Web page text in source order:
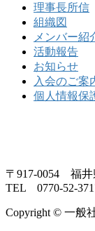
理事長所信
組織図
メンバー紹
活動報告
お知らせ
入会のご案
個人情報保
〒917-0054 福井
TEL 0770-52-
Copyright © 一般